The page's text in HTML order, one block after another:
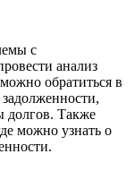
с
анализ
обратиться в
долгов. Также
можно узнать о